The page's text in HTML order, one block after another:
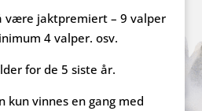
være jaktpremiert – 9 valper
4 valper. osv.
for de 5 siste år.
kun vinnes en gang med